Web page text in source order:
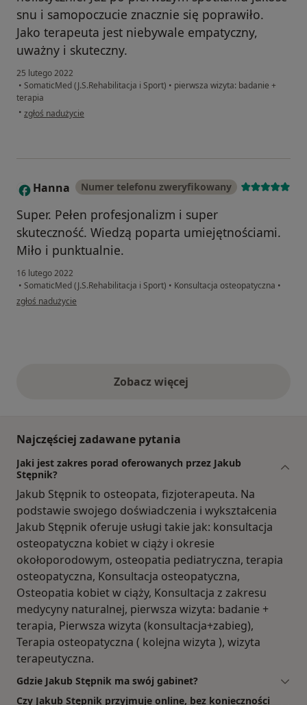
snu i samopoczucie znacznie się poprawiło.
Jako terapeuta jest niebywale empatyczny,
uważny i skuteczny.
25 lutego 2022
• SomaticMed (J.S.Rehabilitacja i Sport) • pierwsza wizyta: badanie +
terapia
• w opinii użytkownika Agnieszka P
zgłoś nadużycie
H Hanna Numer telefonu zweryfikowany
Super. Pełen profesjonalizm i super
skuteczność. Wiedzą poparta umiejętnościami.
Miło i punktualnie.
16 lutego 2022
• SomaticMed (J.S.Rehabilitacja i Sport) • Konsultacja osteopatyczna •
w opinii użytkownika Hanna
zgłoś nadużycie
Zobacz więcejopinie powyżej
Najczęściej zadawane pytania
Jaki jest zakres porad oferowanych przez Jakub
Stępnik?
Jakub Stępnik to osteopata, fizjoterapeuta. Na
podstawie swojego doświadczenia i wykształcenia
Jakub Stępnik oferuje usługi takie jak: konsultacja
osteopatyczna kobiet w ciąży i okresie
okołoporodowym, osteopatia pediatryczna, terapia
osteopatyczna, Konsultacja osteopatyczna,
Osteopatia kobiet w ciąży, Konsultacja z zakresu
medycyny naturalnej, pierwsza wizyta: badanie +
terapia, Pierwsza wizyta (konsultacja+zabieg),
Terapia osteopatyczna ( kolejna wizyta ), wizyta
terapeutyczna.
Gdzie Jakub Stępnik ma swój gabinet?
Czy Jakub Stępnik przyjmuje online, bez konieczności